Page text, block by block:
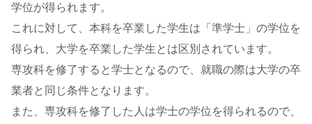
学位が得られます。
これに対して、本科を卒業した学生は「準学士」の学位を
得られ、大学を卒業した学生とは区別されています。
専攻科を修了すると学士となるので、就職の際は大学の卒
業者と同じ条件となります。
また、専攻科を修了した人は学士の学位を得られるので、